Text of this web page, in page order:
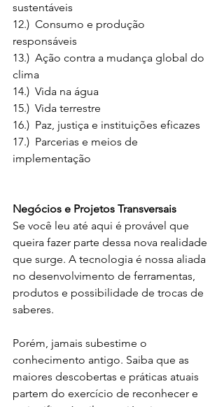
sustentáveis
12.)  Consumo e produção
responsáveis
13.)  Ação contra a mudança global do
clima
14.)  Vida na água
15.)  Vida terrestre
16.)  Paz, justiça e instituições eficazes
17.)  Parcerias e meios de
implementação
Negócios e Projetos Transversais
Se você leu até aqui é provável que
queira fazer parte dessa nova realidade
que surge. A tecnologia é nossa aliada
no desenvolvimento de ferramentas,
produtos e possibilidade de trocas de
saberes.
Porém, jamais subestime o
conhecimento antigo. Saiba que as
maiores descobertas e práticas atuais
partem do exercício de reconhecer e